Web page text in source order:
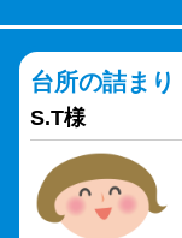
台所の詰まり
S.T様